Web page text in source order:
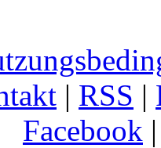
| RSS |
Facebook